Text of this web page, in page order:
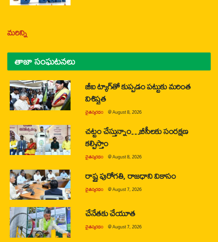
మరిన్ని
తాజా సంఘటనలు
జీఐ ట్యాగ్‌తో కుప్పడం పట్టుకు మరింత
విశిష్టత
చైతన్యరధం @August 8, 2026
చట్టం చేస్తున్నాం…బీసీలకు సంరక్షణ
కల్పిస్తాం
చైతన్యరధం @August 8, 2026
రాష్ట్ర పురోగతి, రాజధాని వికాసం
చైతన్యరధం @August 7, 2026
చేనేతకు చేయూత
చైతన్యరధం @August 7, 2026